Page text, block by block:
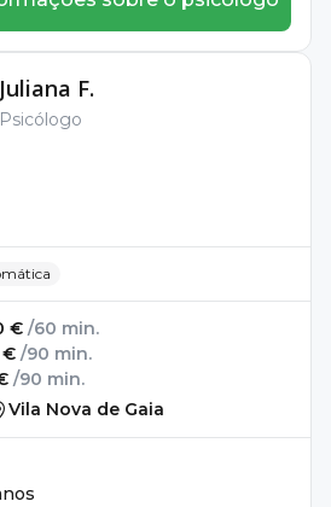
Juliana F.
Psicólogo
€ /60 min.
€ /90 min.
/90 min.
Vila Nova de Gaia